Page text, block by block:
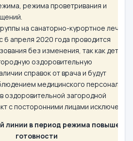
режима проветривания и
на санаторно-курортное
6 апреля 2020 года проводится
без изменения, так как дети
оздоровительную
справок от врача и будут
медицинского персонала во
оздоровительной загородной
с посторонними лицами исключен.
линии в период режима
готовности